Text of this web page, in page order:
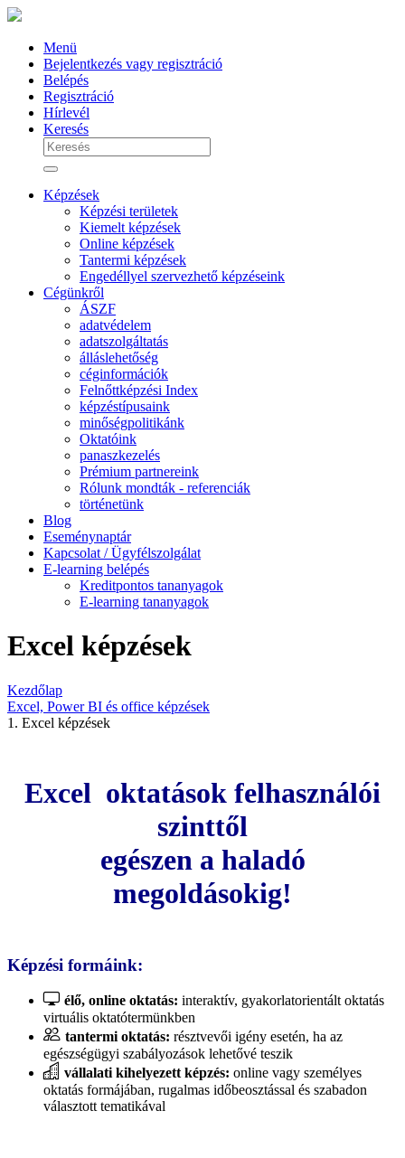
Menü
Bejelentkezés vagy regisztráció
Belépés
Regisztráció
Hírlevél
Keresés
Képzések
Képzési területek
Kiemelt képzések
Online képzések
Tantermi képzések
Engedéllyel szervezhető képzéseink
Cégünkről
ÁSZF
adatvédelem
adatszolgáltatás
álláslehetőség
céginformációk
Felnőttképzési Index
képzéstípusaink
minőségpolitikánk
Oktatóink
panaszkezelés
Prémium partnereink
Rólunk mondták - referenciák
történetünk
Blog
Eseménynaptár
Kapcsolat / Ügyfélszolgálat
E-learning belépés
Kreditpontos tananyagok
E-learning tananyagok
Excel képzések
Kezdőlap
Excel, Power BI és office képzések
1. Excel képzések
Excel oktatások felhasználói
szinttől
egészen a haladó
megoldásokig!
Képzési formáink:
élő, online oktatás: interaktív, gyakorlatorientált oktatás
virtuális oktatótermünkben
tantermi oktatás: résztvevői igény esetén, ha az
egészségügyi szabályozások lehetővé teszik
vállalati kihelyezett képzés: online vagy személyes
oktatás formájában, rugalmas időbeosztással és szabadon
választott tematikával